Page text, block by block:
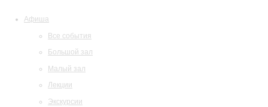
Афиша
Все события
Большой зал
Малый зал
Лекции
Экскурсии